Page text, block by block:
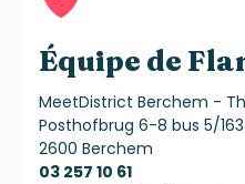
Équipe de
MeetDistrict Berchem -
Posthofbrug 6-8 bus 5/163
2600 Berchem
03 257 10 61